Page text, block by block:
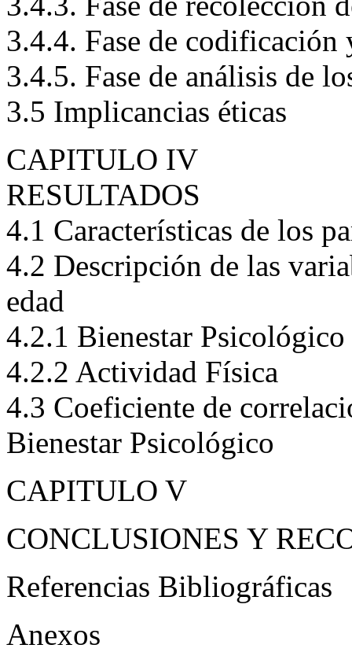
3.4.3. Fase de recolección
3.4.4. Fase de codificación
3.4.5. Fase de análisis de
3.5 Implicancias éticas
CAPITULO IV
RESULTADOS
4.1 Características de los
4.2 Descripción de las
edad
4.2.1 Bienestar Psicológico
4.2.2 Actividad Física
4.3 Coeficiente de
Bienestar Psicológico
CAPITULO V
CONCLUSIONES Y
Referencias Bibliográficas